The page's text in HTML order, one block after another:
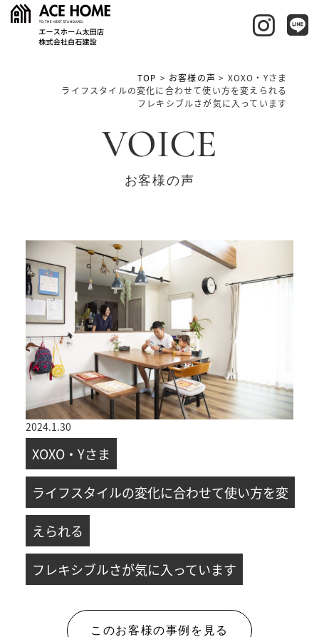
TOP > お客様の声 > XOXO・Yさま
ライフスタイルの変化に合わせて使い方を変えられる
フレキシブルさが気に入っています
VOICE
お客様の声
2024.1.30
XOXO・Yさま
ライフスタイルの変化に合わせて使い方を変
えられる
フレキシブルさが気に入っています
このお客様の事例を見る